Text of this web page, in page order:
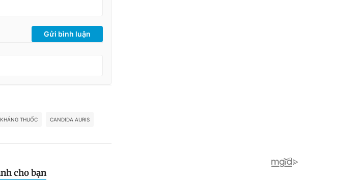
Gửi bình luận
KHÁNG THUỐC CANDIDA AURIS